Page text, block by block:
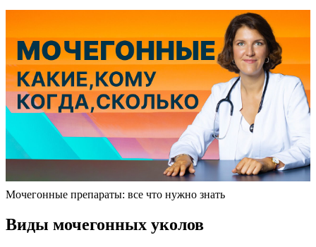
Мочегонные препараты: все что нужно знать
Виды мочегонных уколов